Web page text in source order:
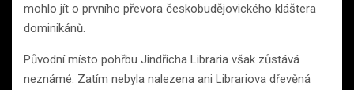
mohlo jít o prvního převora českobudějovického kláštera
dominikánů.
Původní místo pohřbu Jindřicha Libraria však zůstává
neznámé. Zatím nebyla nalezena ani Librariova dřevěná